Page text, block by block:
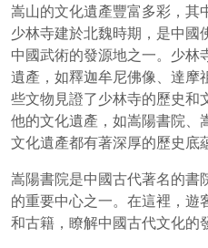
嵩山的文化遺產豐富多彩，其
少林寺建於北魏時期，是中國
中國武術的發源地之一。少
遺產，如釋迦牟尼佛像、達摩
些文物見證了少林寺的歷史和
他的文化遺產，如嵩陽書院、
文化遺產都有著深厚的歷史底
嵩陽書院是中國古代著名的書
的重要中心之一。在這裡，遊
和古籍，瞭解中國古代文化的